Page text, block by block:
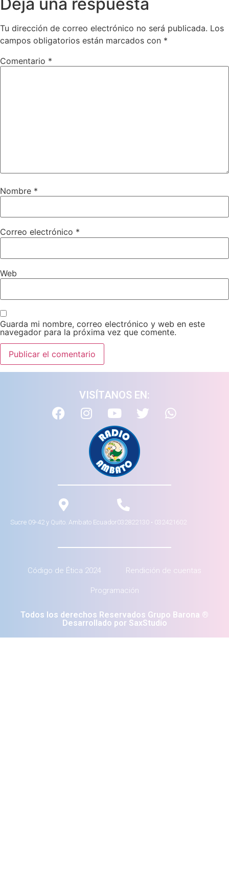
Tu dirección de correo electrónico no será publicada. Los
campos obligatorios están marcados con *
Comentario *
Nombre *
Correo electrónico *
Web
Guarda mi nombre, correo electrónico y web en este
navegador para la próxima vez que comente.
VISÍTANOS EN:
Sucre 09-42 y Quito. Ambato Ecuador032822130 • 032421602
Código de Ética 2024 Rendición de cuentas
Programación
Todos los derechos Reservados Grupo Barona ®
Desarrollado por SaxStudio